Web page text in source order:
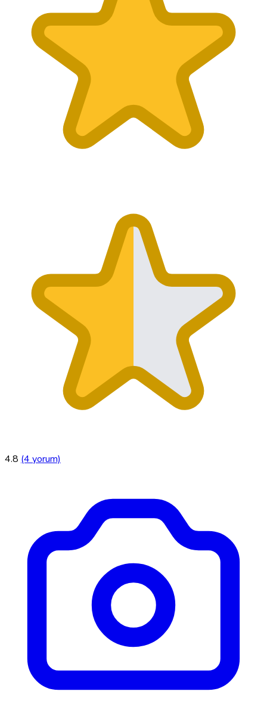
4.8 (4 yorum)